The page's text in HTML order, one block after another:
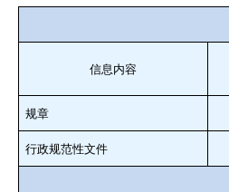
信息内容
规章
行政规范性文件